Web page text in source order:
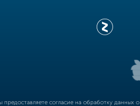
предоставляете согласие на обработку